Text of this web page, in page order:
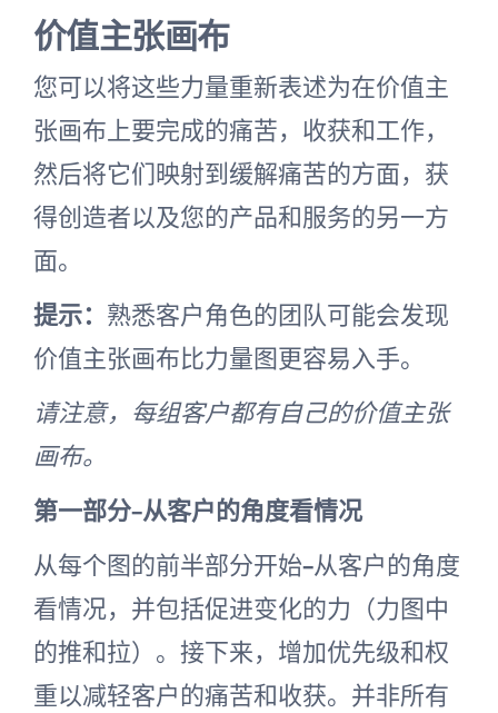
价值主张画布
您可以将这些力量重新表述为在价值主
张画布上要完成的痛苦，收获和工作，
然后将它们映射到缓解痛苦的方面，获
得创造者以及您的产品和服务的另一方
面。
提示： 熟悉客户角色的团队可能会发现
价值主张画布比力量图更容易入手。
请注意，每组客户都有自己的价值主张
画布。
第一部分–从客户的角度看情况
从每个图的前半部分开始–从客户的角度
看情况，并包括促进变化的力（力图中
的推和拉）。接下来，增加优先级和权
重以减轻客户的痛苦和收获。并非所有